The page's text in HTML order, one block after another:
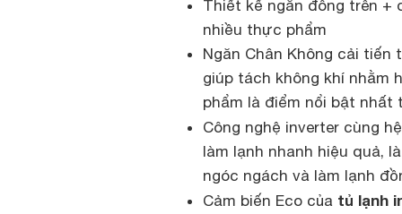
Thiết kế ngăn đông trên
nhiều thực phẩm
Ngăn Chân Không cải
giúp tách không khí nhằm
phẩm là điểm nổi bật nhất
Công nghệ inverter cùng
làm lạnh nhanh hiệu quả,
ngóc ngách và làm lạnh
Cảm biến Eco của tủ lạnh